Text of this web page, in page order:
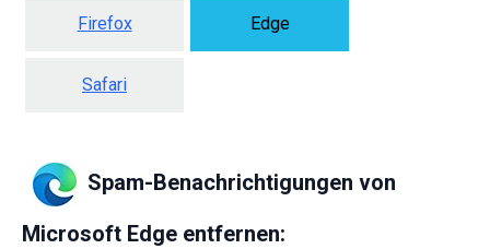
Firefox Edge
Safari
Spam-Benachrichtigungen von
Microsoft Edge entfernen: